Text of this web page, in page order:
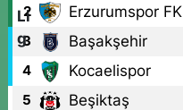
2 Erzurumspor FK
3 Başakşehir
4 Kocaelispor
5 Beşiktaş